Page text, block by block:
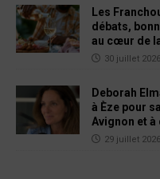
Les
débats,
au cœur de
30 juillet 2026
Deborah
à Èze pour
Avignon et à
29 juillet 2026